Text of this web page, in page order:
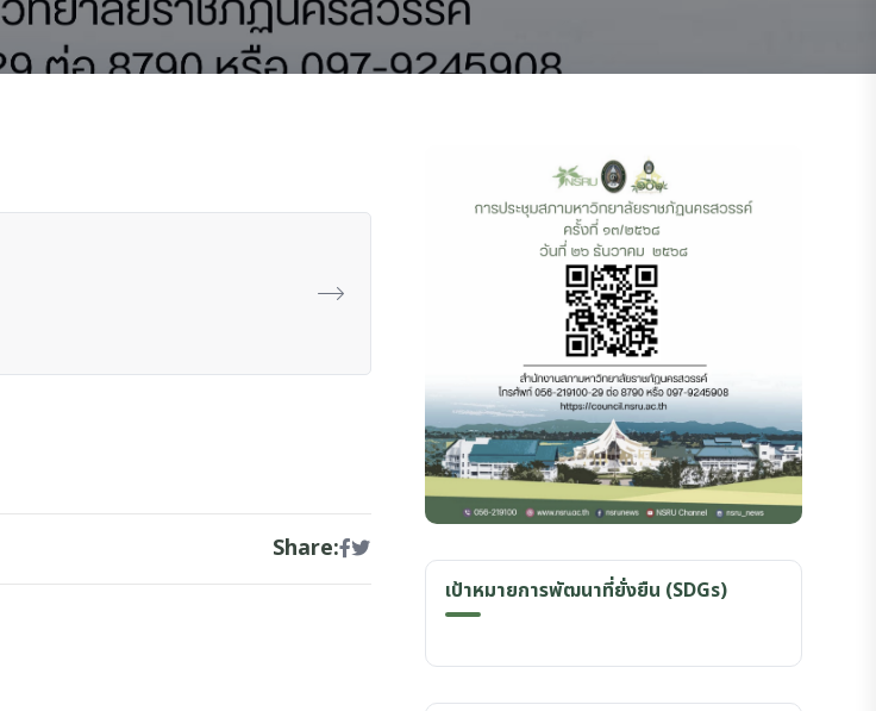
Share:
เป้าหมายการพัฒนาที่ยั่งยืน (SDGs)